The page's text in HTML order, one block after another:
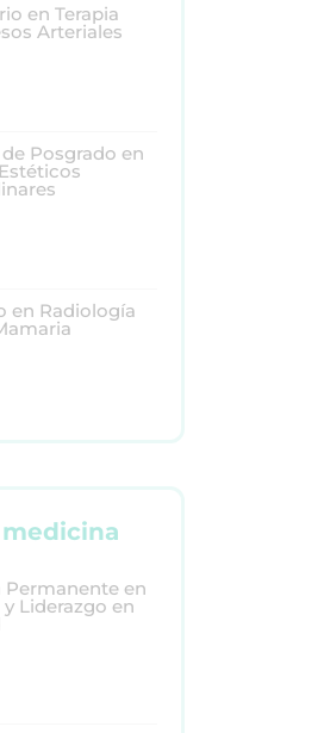
en Terapia
Arteriales
Posgrado en
en Radiología
en
Liderazgo en